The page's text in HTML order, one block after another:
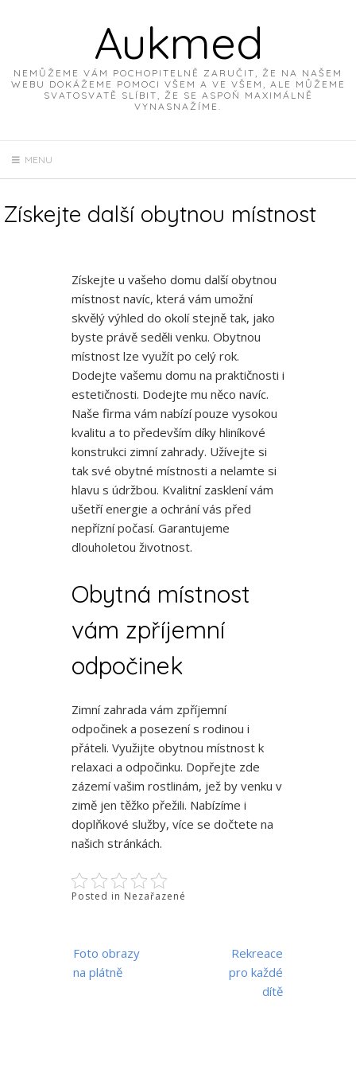
Aukmed
NEMŮŽEME VÁM POCHOPITELNĚ ZARUČIT, ŽE NA NAŠEM
WEBU DOKÁŽEME POMOCI VŠEM A VE VŠEM, ALE MŮŽEME
SVATOSVATĚ SLÍBIT, ŽE SE ASPOŇ MAXIMÁLNĚ
VYNASNAŽÍME.
MENU
Získejte další obytnou místnost
Získejte u vašeho domu další obytnou
místnost navíc, která vám umožní
skvělý výhled do okolí stejně tak, jako
byste právě seděli venku. Obytnou
místnost lze využít po celý rok.
Dodejte vašemu domu na praktičnosti i
estetičnosti. Dodejte mu něco navíc.
Naše firma vám nabízí pouze vysokou
kvalitu a to především díky hliníkové
konstrukci zimní zahrady. Užívejte si
tak své obytné místnosti a nelamte si
hlavu s údržbou. Kvalitní zasklení vám
ušetří energie a ochrání vás před
nepřízní počasí. Garantujeme
dlouholetou životnost.
Obytná místnost
vám zpříjemní
odpočinek
Zimní zahrada vám zpříjemní
odpočinek a posezení s rodinou i
přáteli. Využijte obytnou místnost k
relaxaci a odpočinku. Dopřejte zde
zázemí vašim rostlinám, jež by venku v
zimě jen těžko přežili. Nabízíme i
doplňkové služby, více se dočtete na
našich stránkách.
Posted in Nezařazené
Navigace
pro
Foto obrazy
na plátně
Rekreace
pro každé
dítě